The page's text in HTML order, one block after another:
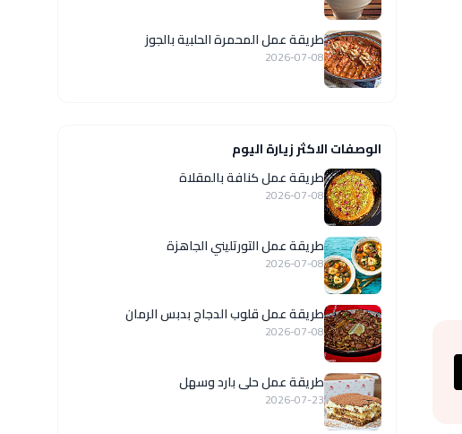
طريقة عمل المحمرة الحلبية بالجوز
2026-07-08
الوصفات الاكثر زيارة اليوم
طريقة عمل كنافة بالمقلاة
2026-07-08
طريقة عمل التورتليني الجاهزة
2026-07-08
طريقة عمل قلوب الدجاج بدبس الرمان
2026-07-08
طريقة عمل حلى بارد وسهل
2026-07-23